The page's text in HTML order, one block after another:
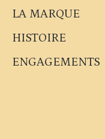
LA MARQUE
HISTOIRE
ENGAGEMENTS